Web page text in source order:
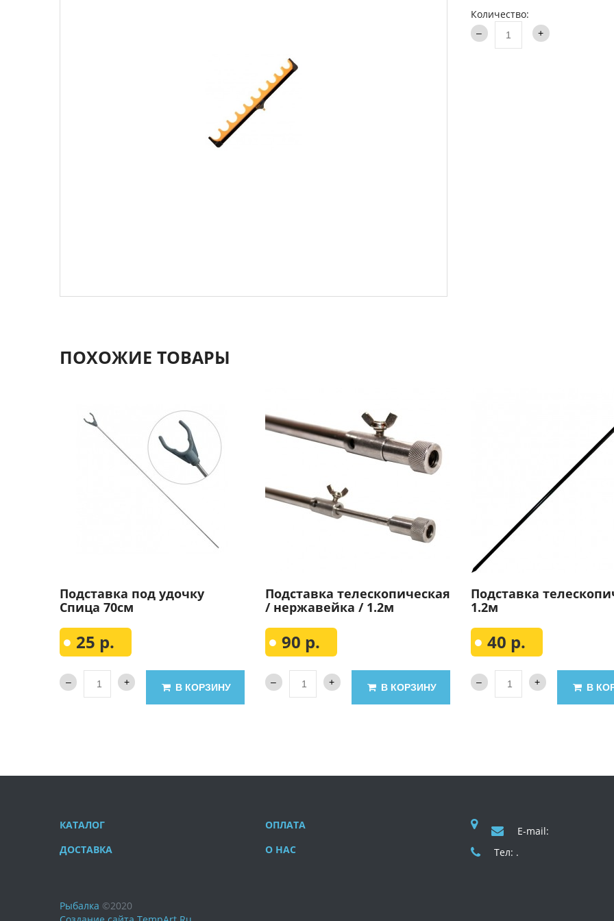
Стулья и столы
Каталог
Количество:
ПОХОЖИЕ ТОВАРЫ
Подставка под удочку
Спица 70см
25 р.
В КОРЗИНУ
Подставка телескопическая
/ нержавейка / 1.2м
90 р.
В КОРЗИНУ
Подставка
1.2м
40 р.
В
КАТАЛОГ
ДОСТАВКА
ОПЛАТА
О НАС
E-mail:
Тел: .
Рыбалка ©2020